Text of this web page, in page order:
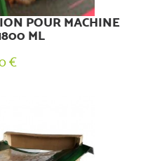
POUR MACHINE
ML
€